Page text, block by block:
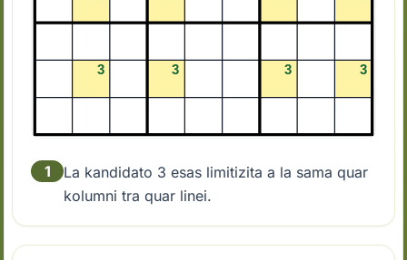
1
La kandidato 3 esas limitizita a la sama quar
kolumni tra quar linei.